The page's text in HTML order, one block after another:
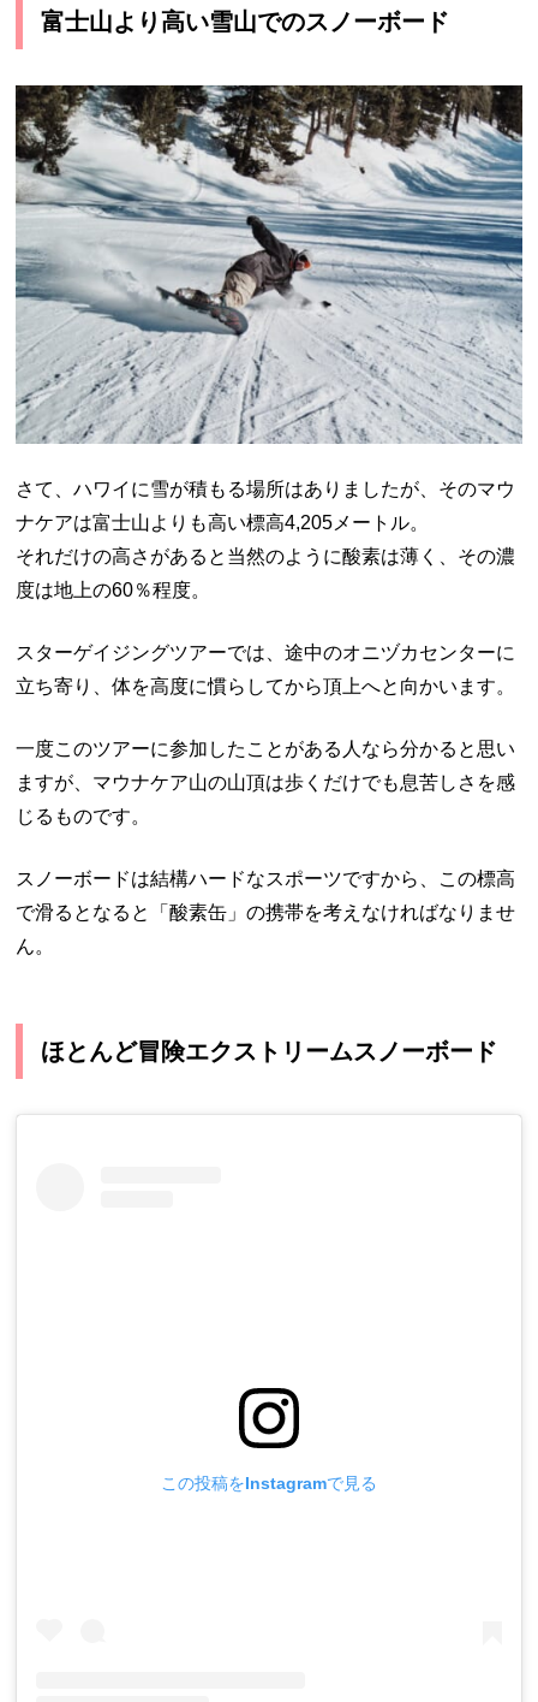
富士山より高い雪山でのスノーボード
さて、ハワイに雪が積もる場所はありましたが、そのマウ
ナケアは富士山よりも高い標高4,205メートル。
それだけの高さがあると当然のように酸素は薄く、その濃
度は地上の60％程度。
スターゲイジングツアーでは、途中のオニヅカセンターに
立ち寄り、体を高度に慣らしてから頂上へと向かいます。
一度このツアーに参加したことがある人なら分かると思い
ますが、マウナケア山の山頂は歩くだけでも息苦しさを感
じるものです。
スノーボードは結構ハードなスポーツですから、この標高
で滑るとなると「酸素缶」の携帯を考えなければなりませ
ん。
ほとんど冒険エクストリームスノーボード
この投稿をInstagramで見る